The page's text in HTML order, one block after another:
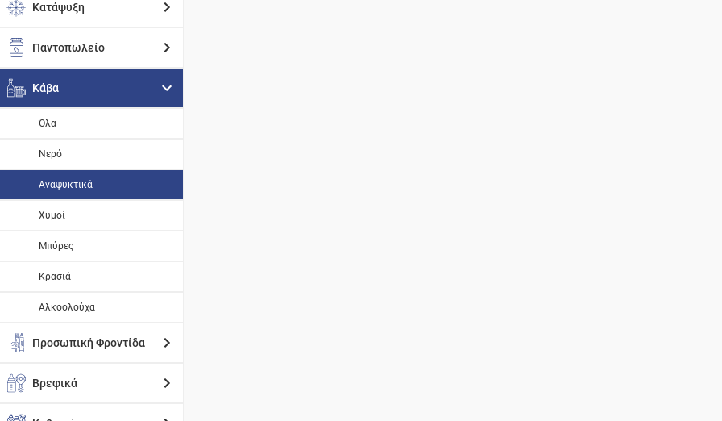
Κατάψυξη
Παντοπωλείο
Κάβα
Όλα
Νερό
Αναψυκτικά
Χυμοί
Μπύρες
Κρασιά
Αλκοολούχα
Προσωπική Φροντίδα
Βρεφικά